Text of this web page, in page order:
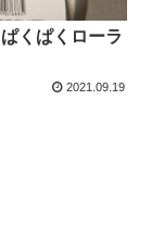
くぱくローラ
2021.09.19